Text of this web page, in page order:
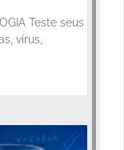
Teste seus
vírus,